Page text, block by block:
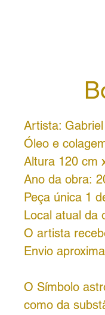
Artista:
Óleo e
Altura 120 cm
Ano da obra:
Peça única 1
Local atual da
O artista
Envio
O Símbolo
como da